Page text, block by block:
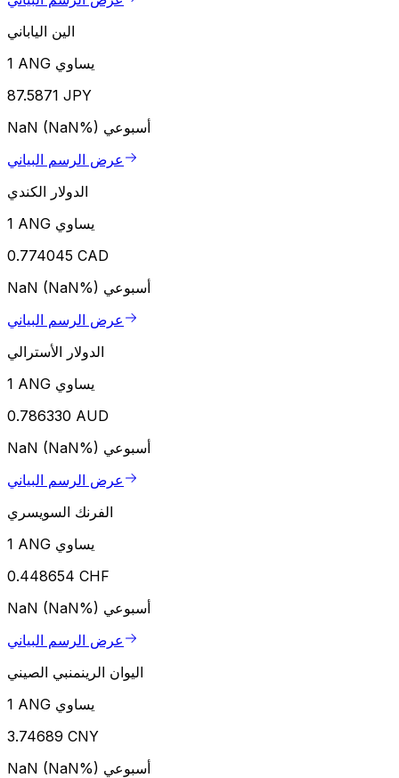
الين الياباني
1 ANG يساوي
87.5871 JPY
NaN (NaN%) أسبوعي
عرض الرسم البياني
الدولار الكندي
1 ANG يساوي
0.774045 CAD
NaN (NaN%) أسبوعي
عرض الرسم البياني
الدولار الأسترالي
1 ANG يساوي
0.786330 AUD
NaN (NaN%) أسبوعي
عرض الرسم البياني
الفرنك السويسري
1 ANG يساوي
0.448654 CHF
NaN (NaN%) أسبوعي
عرض الرسم البياني
اليوان الرينمنبي الصيني
1 ANG يساوي
3.74689 CNY
NaN (NaN%) أسبوعي